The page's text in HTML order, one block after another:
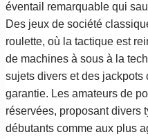
éventail remarquable qui
Des jeux de société
roulette, où la tactique est
de machines à sous à la
sujets divers et des jackpots
garantie. Les amateurs de
réservées, proposant divers
débutants comme aux plus